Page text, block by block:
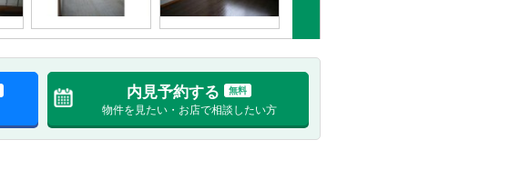
内見予約する 無料
物件を見たい・お店で相談したい方